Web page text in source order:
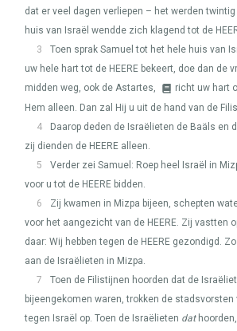
dat er veel dagen verliepen – het werden
huis van Israël wendde zich klagend tot de
3
Toen sprak Samuel tot het hele huis van
uw hele hart tot de HEERE bekeert, doe dan de
midden weg, ook de Astartes,
richt uw hart
Hem alleen. Dan zal Hij u uit de hand van de
4
Daarop deden de Israëlieten de Baäls en
zij dienden de HEERE alleen.
5
Verder zei Samuel: Roep heel Israël in
voor u tot de HEERE bidden.
6
Zij kwamen in Mizpa bijeen, schepten
voor het aangezicht van de HEERE. Zij vastten
daar: Wij hebben tegen de HEERE gezondigd.
aan de Israëlieten in Mizpa.
7
Toen de Filistijnen hoorden dat de
bijeengekomen waren, trokken de stadsvorsten
tegen Israël op. Toen de Israëlieten dat